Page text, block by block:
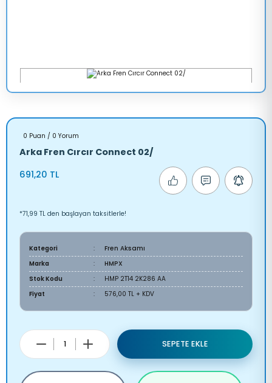
0 Puan / 0 Yorum
Arka Fren Cırcır Connect 02/
691,20 TL
*71,99 TL den başlayan taksitlerle!
Kategori
Fren Aksamı
Marka
HMPX
Stok Kodu
HMP 2T14 2K286 AA
Fiyat
576,00 TL + KDV
SEPETE EKLE